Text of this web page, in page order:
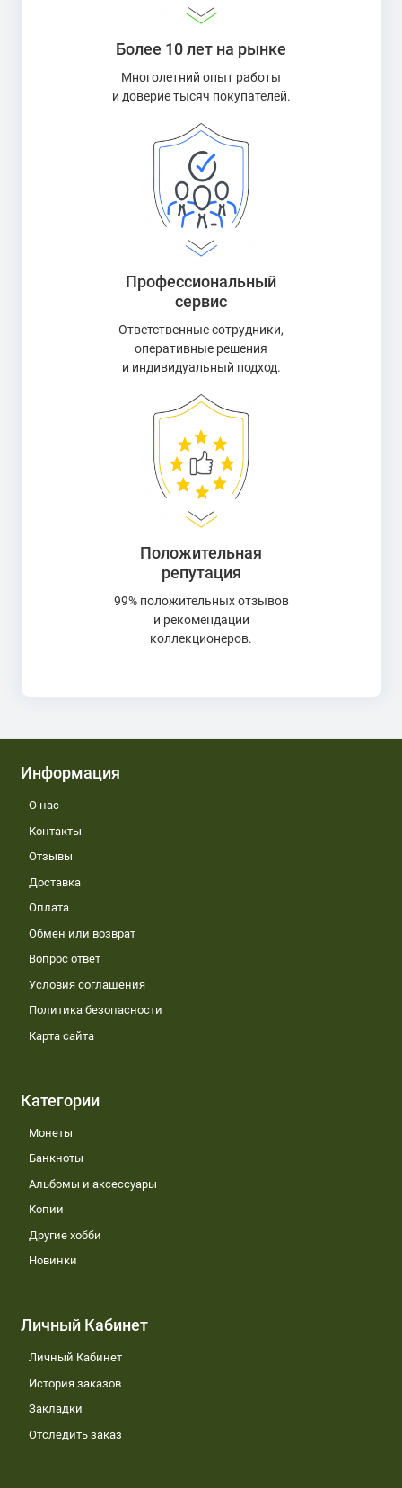
Более 10 лет на рынке
Многолетний опыт работы
и доверие тысяч покупателей.
Профессиональный
сервис
Ответственные сотрудники,
оперативные решения
и индивидуальный подход.
Положительная
репутация
99% положительных отзывов
и рекомендации
коллекционеров.
Информация
О нас
Контакты
Отзывы
Доставка
Оплата
Обмен или возврат
Вопрос ответ
Условия соглашения
Политика безопасности
Карта сайта
Категории
Монеты
Банкноты
Альбомы и аксессуары
Копии
Другие хобби
Новинки
Личный Кабинет
Личный Кабинет
История заказов
Закладки
Отследить заказ